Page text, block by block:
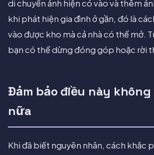
di chuyển ảnh hiện có vào và thêm
khi phát hiện gia đình ở gần, đó là
vào được kho mà cả nhà có thể mở.
bạn có thể dừng đóng góp hoặc rời
Đảm bảo điều này
nữa
Khi đã biết nguyên nhân, cách khắc